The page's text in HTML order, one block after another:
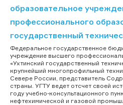
образовательное
профессионального
государственный
Федеральное государственное
учреждение высшего
«Ухтинский государственный
крупнейший многопрофильный
Севере России, представитель
страны. УГТУ ведет отсчет своей
году учебно-консультационного
нефтехимической и газовой